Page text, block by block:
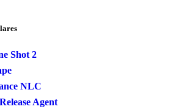
Shot 2
NLC
Agent